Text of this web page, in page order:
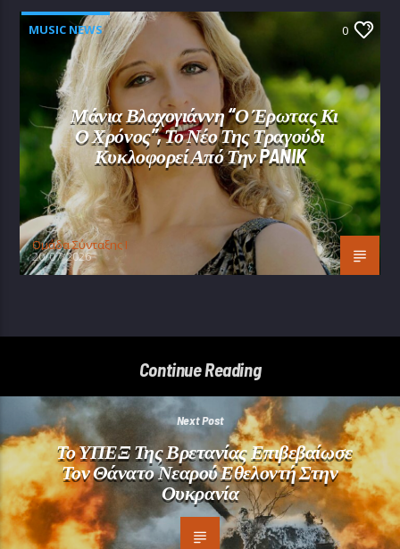
MUSIC NEWS 0
Μάνια Βλαχογιάννη “Ο Έρωτας Κι
Ο Χρόνος”, Το Νέο Της Τραγούδι
Κυκλοφορεί Από Την PANIK
Oμάδα Σύνταξης Ι
20/07/2026
Continue Reading
Next Post
Το ΥΠΕΞ Της Βρετανίας Επιβεβαίωσε
Τον Θάνατο Νεαρού Εθελοντή Στην
Ουκρανία